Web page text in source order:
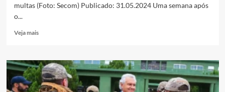
multas (Foto: Secom) Publicado: 31.05.2024 Uma semana após
o...
Veja maisRead
24%
dos
recursos
de